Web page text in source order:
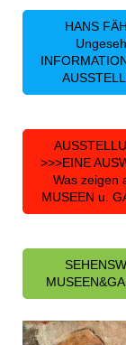
HANS
>>>EINE
Was zeigen
MUSEEN u.